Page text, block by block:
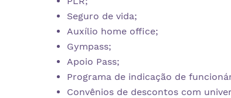
Seguro de vida;
Auxílio home office;
Gympass;
Apoio Pass;
Programa de indicação de
Convênios de descontos com